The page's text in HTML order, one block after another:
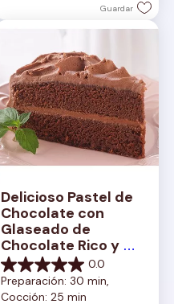
Guardar
Delicioso Pastel de
Chocolate con
Glaseado de
Chocolate Rico y
Cremoso
0.0
0.0
de
5
Preparación: 30 min,
Cocción: 25 min